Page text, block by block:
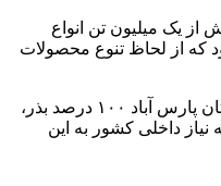
از یک میلیون تن انواع
که از لحاظ تنوع محصولات
حسنیان اظهار کرد: سالانه در شهرستان پارس آباد ۱۰۰ درصد بذر،
داخلی کشور به این